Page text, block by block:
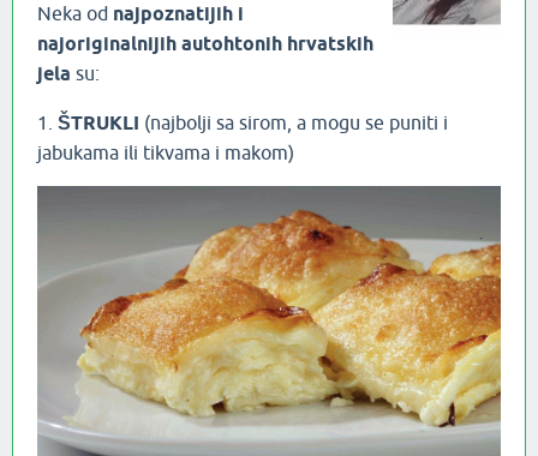
Neka od najpoznatijih i
najoriginalnijih autohtonih hrvatskih
jela su:
1. ŠTRUKLI (najbolji sa sirom, a mogu se puniti i
jabukama ili tikvama i makom)